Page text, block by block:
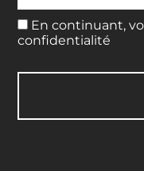
En continuant,
confidentialité